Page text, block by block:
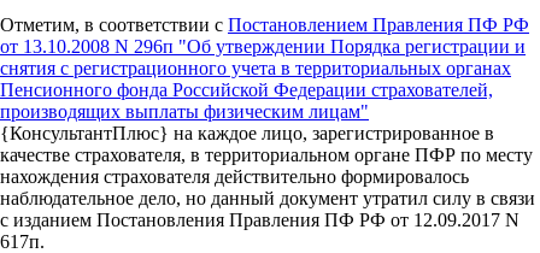
Отметим, в соответствии с Постановлением Правления ПФ РФ
от 13.10.2008 N 296п "Об утверждении Порядка регистрации и
снятия с регистрационного учета в территориальных органах
Пенсионного фонда Российской Федерации страхователей,
производящих выплаты физическим лицам"
{КонсультантПлюс} на каждое лицо, зарегистрированное в
качестве страхователя, в территориальном органе ПФР по месту
нахождения страхователя действительно формировалось
наблюдательное дело, но данный документ утратил силу в связи
с изданием Постановления Правления ПФ РФ от 12.09.2017 N
617п.